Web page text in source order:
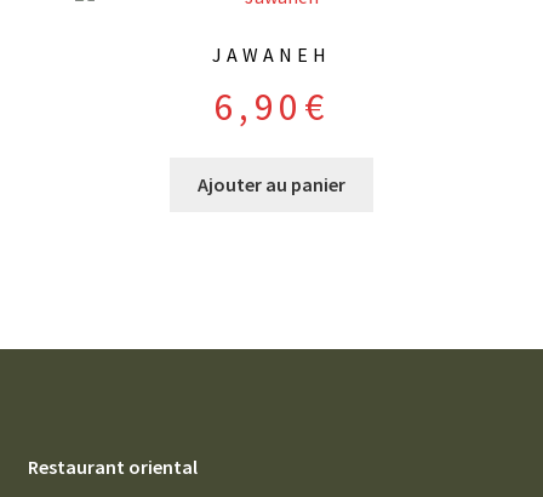
JAWANEH
6,90 €
Ajouter au panier
Restaurant oriental